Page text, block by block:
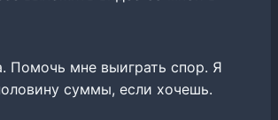
Помочь мне выиграть спор. Я
суммы, если хочешь.